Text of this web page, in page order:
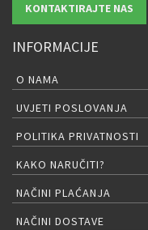
KONTAKTIRAJTE NAS
INFORMACIJE
O NAMA
UVJETI POSLOVANJA
POLITIKA PRIVATNOSTI
KAKO NARUČITI?
NAČINI PLAĆANJA
NAČINI DOSTAVE